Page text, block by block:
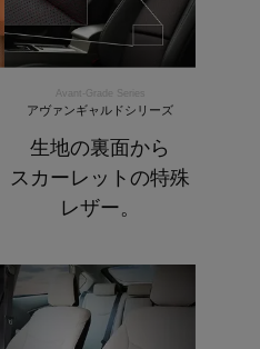
Avant-Grade Series
アヴァンギャルドシリーズ
生地の裏面から
スカーレットの特殊
レザー。